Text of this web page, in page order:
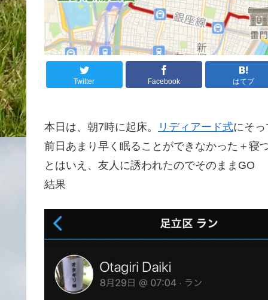
Twitter Facebook はてブ
本日は、朝7時に起床。 リディアード式にそ
前日あまり早く眠ることができなかった＋寝
とはいえ、友人に誘われたのでそのままGO
結果